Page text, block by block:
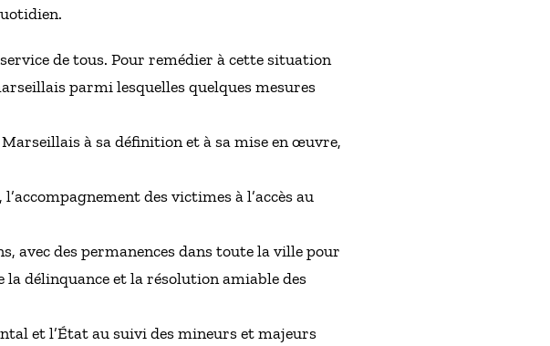
de tous. Pour remédier à cette situation
parmi lesquelles quelques mesures
à sa définition et à sa mise en œuvre,
des victimes à l’accès au
avec des permanences dans toute la ville pour
la délinquance et la résolution amiable des
et l’État au suivi des mineurs et majeurs